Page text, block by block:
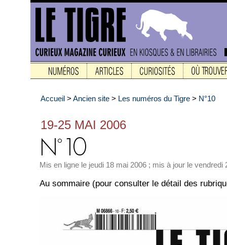
Accueil > Ancien site > Les numéros du Tigre > N°10
19-25 MAI 2006
Mis en ligne le jeudi 18 mai 2006 ; mis à jour le vendredi
Au sommaire (pour consulter le détail des